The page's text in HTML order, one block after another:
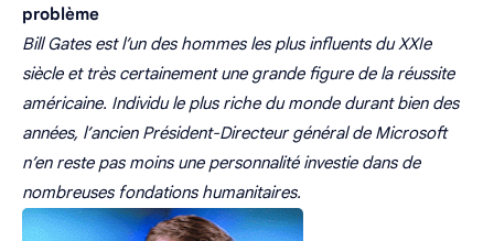
problème
Bill Gates est l’un des hommes les plus influents du XXIe
siècle et très certainement une grande figure de la réussite
américaine. Individu le plus riche du monde durant bien des
années, l’ancien Président-Directeur général de Microsoft
n’en reste pas moins une personnalité investie dans de
nombreuses fondations humanitaires.